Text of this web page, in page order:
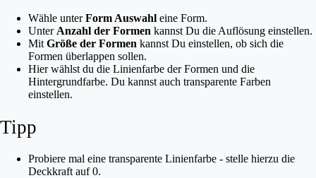
Wähle unterForm Auswahl eine Form.
UnterAnzahl der Formen kannst Du die Auflösung einstellen.
MitGröße der Formen kannst Du einstellen, ob sich die
Formen überlappen sollen.
Hier wählst du die Linienfarbe der Formen und die
Hintergrundfarbe. Du kannst auch transparente Farben
einstellen.
Tipp
Probiere mal eine transparente Linienfarbe - stelle hierzu die
Deckkraft auf 0.